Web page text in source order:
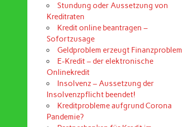
Stundung oder Aussetzung von
Kreditraten
Kredit online beantragen –
Sofortzusage
Geldproblem erzeugt Finanzproblem
E-Kredit – der elektronische
Onlinekredit
Insolvenz – Aussetzung der
Insolvenzpflicht beendet!
Kreditprobleme aufgrund Corona
Pandemie?